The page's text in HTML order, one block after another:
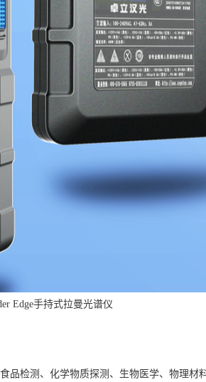
Edge手持式拉曼光谱仪
检测、化学物质探测、生物医学、物理材